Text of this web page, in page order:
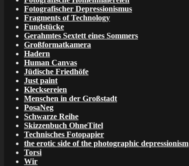
Fotografischer Depressionismus
Fragments of Technology
Fundstücke
Gerahmtes Sextett eines Sommers
Großformatkamera
Hadern
Human Canvas
Jüdische Friedhöfe
Just paint
Klecksereien
Menschen in der Großstadt
PosaNeg
Schwarze Reihe
Skizzenbuch OhneTitel
Technisches Fotopapier
the erotic side of the photographic depressionism
Torsi
Wir